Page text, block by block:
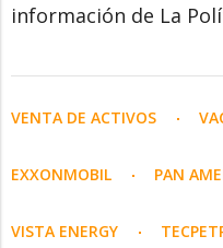
información de La
VENTA DE ACTIVOS
EXXONMOBIL PAN
VISTA ENERGY